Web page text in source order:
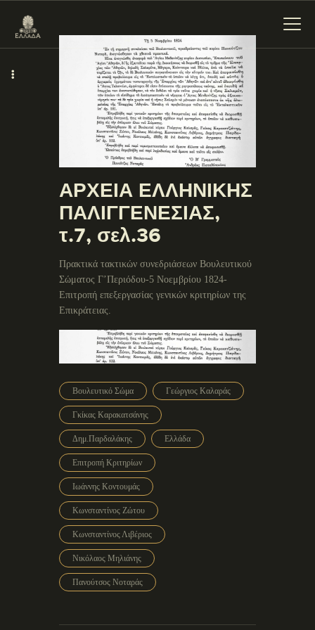
ΕΝΌΤΗΤΕΣ
ΞΥΛΌΚΑΣΤΡΟ –
ΕΥΡΩΣΤΊΝΗ
ΑΡΧΕΙΑ ΕΛΛΗΝΙΚΗΣ
ΠΑΛΙΓΓΕΝΕΣΙΑΣ,
τ.7, σελ.36
Πρακτικά τακτικών συνεδριάσεων Βουλευτικού
Σώματος Γ’Περιόδου-5 Νοεμβρίου 1824-
Επιτροπή επεξεργασίας γενικών κριτηρίων της
Επικράτειας.
Βουλευτικό Σώμα Γεώργιος Καλαράς
Γκίκας Καρακατσάνης
Δημ.Παρδαλάκης Ελλάδα
Επιτροπή Κριτηρίων
Ιωάννης Κοντουμάς
Κωνσταντίνος Ζώτου
Κωνσταντίνος Λιβέριος
Νικόλαος Μηλιάνης
Πανούτσος Νοταράς